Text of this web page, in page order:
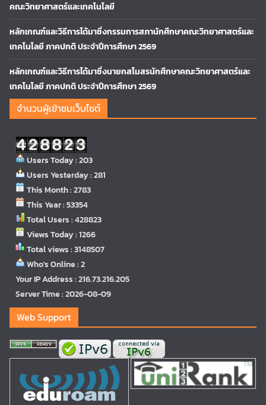
คณะวิทยาศาสตร์และเทคโนโลยี
หลักเกณฑ์และวิธีการได้มาซึ่งกรรมการสภานักศึกษาคณะวิทยาศาสตร์และ
เทคโนโลยี ภาคปกติ ประจำปีการศึกษา 2569
หลักเกณฑ์และวิธีการได้มาซึ่งนายกสโมสรนักศึกษาคณะวิทยาศาสตร์และ
เทคโนโลยี ภาคปกติ ประจำปีการศึกษา 2569
จำนวนผู้เข้าชมเว็บไซต์
Users Today : 203
Users Yesterday : 281
This Month : 2783
This Year : 53354
Total Users : 428823
Views Today : 1266
Total views : 3148507
Who's Online : 2
Your IP Address : 216.73.216.205
Server Time : 2026-08-09
Web Support